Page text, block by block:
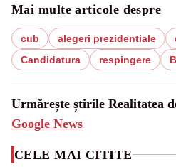
Mai multe articole despre
cub alegeri prezidentiale
Candidatura
respingere
Urmărește știrile Realitatea
Google News
CELE MAI CITITE